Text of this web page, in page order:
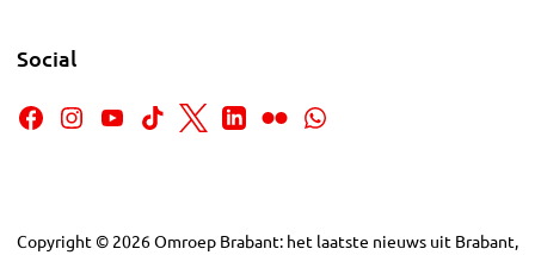
Social
Copyright © 2026Omroep Brabant: het laatste nieuws uit Brabant,